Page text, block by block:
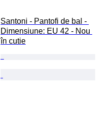
Santoni - Pantofi de bal -
Dimensiune: EU 42 - Nou
în cutie